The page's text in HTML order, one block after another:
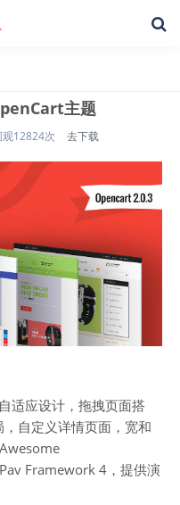
主题
观12824次 去下载
适应设计，拖拽页面搭
自定义详情页面，宽和
Framework 4，提供演